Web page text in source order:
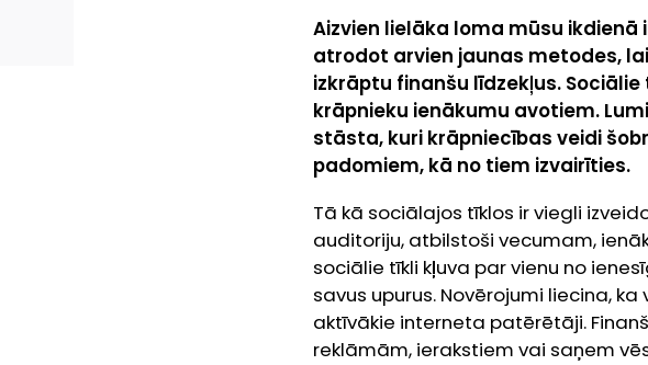
Aizvien lielāka loma mūsu
atrodot arvien jaunas metodes,
izkrāptu finanšu līdzekļus.
krāpnieku ienākumu avotiem.
stāsta, kuri krāpniecības veidi
padomiem, kā no tiem izvairīties.
Tā kā sociālajos tīklos ir viegli
auditoriju, atbilstoši vecumam,
sociālie tīkli kļuva par vienu no
savus upurus. Novērojumi liecina,
aktīvākie interneta patērētāji.
reklāmām, ierakstiem vai saņem